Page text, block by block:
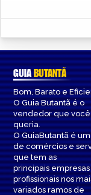
GUIABUTANTÃ
Bom, Barato e
O Guia Butantã é o
vendedor que você
queria.
O GuiaButantã é
de comércios e
que tem as
principais
profissionais nos
variados ramos de